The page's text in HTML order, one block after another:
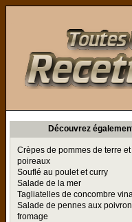
Découvrez
Crèpes de pommes de terre et
poireaux
Souflé au poulet et curry
Salade de la mer
Tagliatelles de concombre
Salade de pennes aux
fromage